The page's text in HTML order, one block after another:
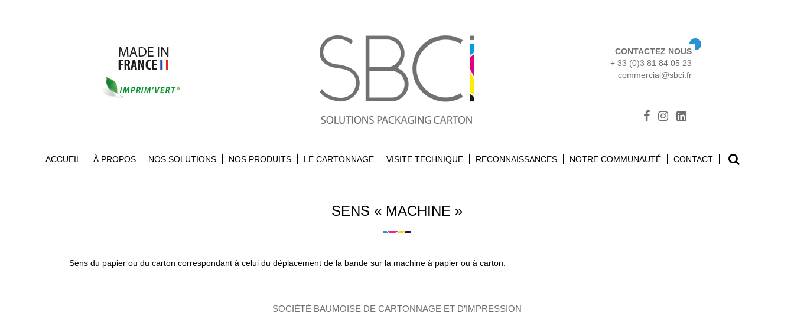
CONTACTEZ NOUS
+ 33 (0)3 81 84 05 23
commercial@sbci.fr
ACCUEIL À PROPOS NOS SOLUTIONS NOS PRODUITS LE CARTONNAGE VISITE TECHNIQUE RECONNAISSANCES NOTRE COMMUNAUTÉ CONTACT
Search
SENS « MACHINE »
Sens du papier ou du carton correspondant à celui du déplacement de la bande sur la machine à papier ou à carton.
SOCIÉTÉ BAUMOISE DE CARTONNAGE ET D’IMPRESSION